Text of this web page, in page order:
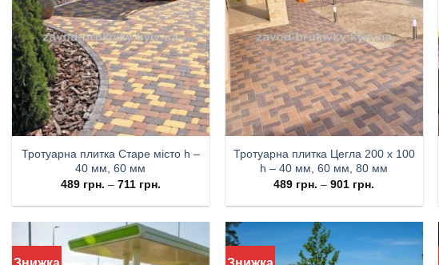
Тротуарна плитка Старе місто h –
40 мм, 60 мм
489 грн. – 711 грн.
Тротуарна плитка Цегла 200 х 100
h – 40 мм, 60 мм, 80 мм
489 грн. –901 грн.